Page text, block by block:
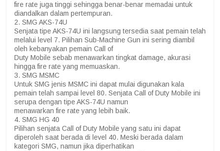
fire rate juga tinggi sehingga benar-benar memadai untuk
diandalkan dalam pertempuran.
2. SMG AKS-74U
Senjata tipe AKS-74U ini langsung tersedia saat pemain telah
melalui level 7. Pilihan Sub-Machine Gun ini sering diambil
oleh kebanyakan pemain Call of
Duty Mobile sebab menawarkan tingkat damage, akurasi
hingga fire rate yang memuaskan.
3. SMG MSMC
Untuk SMG jenis MSMC ini dapat mulai digunakan kala
pemain telah sampai level 80. Senjata Call of Duty Mobile ini
serupa dengan tipe AKS-74U namun
menawarkan fire rate yang lebih baik.
4. SMG HG 40
Pilihan senjata Call of Duty Mobile yang satu ini dapat
diperoleh saat berada di level 40. Meski berada dalam
kategori SMG, namun jika diperhatikan